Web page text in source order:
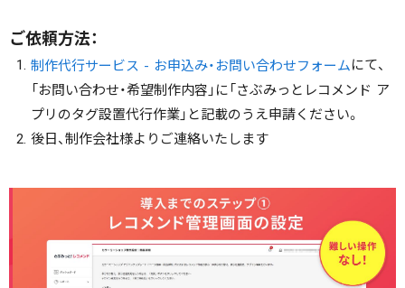
ご依頼方法：
制作代行サービス - お申込み・お問い合わせフォームにて、
「お問い合わせ・希望制作内容」に「さぶみっとレコメンド ア
プリのタグ設置代行作業」と記載のうえ申請ください。
後日、制作会社様よりご連絡いたします